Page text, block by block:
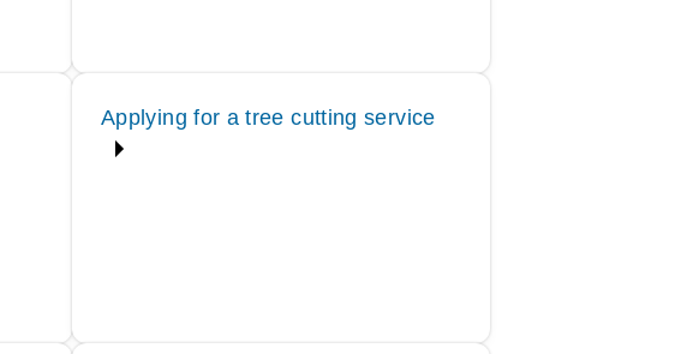
Applying for a tree cutting service